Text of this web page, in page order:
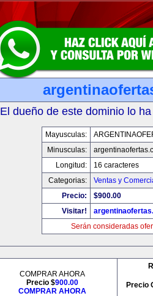
El dueño de este dominio lo
Mayusculas:
Minusculas:
Longitud:
16 caracteres
Categorias:
Ventas y
Precio:
$900.00
Visitar!
Serán consideradas
COMPRAR AHORA
Precio $900.00
COMPRAR AHORA
Precio